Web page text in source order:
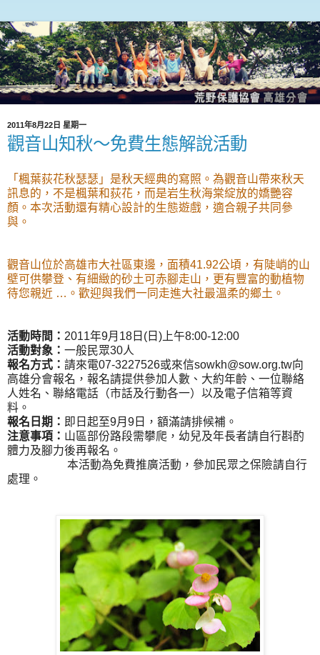
2011年8月22日 星期一
觀音山知秋～免費生態解說活動
「楓葉荻花秋瑟瑟」是秋天經典的寫照。為觀音山帶來秋天
訊息的，不是楓葉和荻花，而是岩生秋海棠綻放的嬌艷容
顏。本次活動還有精心設計的生態遊戲，適合親子共同參
與。
觀音山位於高雄市大社區東邊，面積41.92公頃，有陡峭的山
壁可供攀登、有細緻的砂土可赤腳走山，更有豐富的動植物
待您親近 …。歡迎與我們一同走進大社最溫柔的鄉土。
活動時間： 2011年9月18日(日)上午8:00-12:00
活動對象： 一般民眾30人
報名方式： 請來電07-3227526或來信sowkh@sow.org.tw向
高雄分會報名，報名請提供參加人數、大約年齡、一位聯絡
人姓名、聯絡電話（市話及行動各一）以及電子信箱等資
料。
報名日期： 即日起至9月9日，額滿請排候補。
注意事項： 山區部份路段需攀爬，幼兒及年長者請自行斟酌
體力及腳力後再報名。
本活動為免費推廣活動，參加民眾之保險請自行
處理。